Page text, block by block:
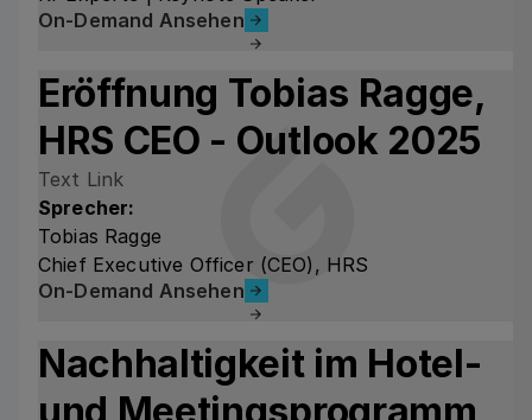
On-Demand Ansehen
On-Demand Ansehen
Eröffnung Tobias Ragge,
HRS CEO - Outlook 2025
Text Link
Sprecher:
Tobias Ragge
Chief Executive Officer (CEO), HRS
On-Demand Ansehen
On-Demand Ansehen
Nachhaltigkeit im Hotel-
und Meetingsprogramm